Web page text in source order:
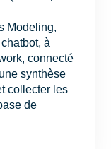
Modeling,
à
connecté
synthèse
collecter les
de